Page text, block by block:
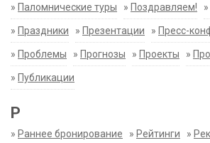
» Паломнические туры » Поздравляем! »
» Праздники » Презентации » Пресс-
» Проблемы » Прогнозы » Проекты »
» Публикации
Р
» Раннее бронирование » Рейтинги »